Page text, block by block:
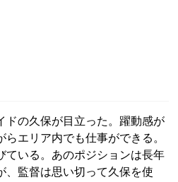
の久保が目立った。躍動感が
エリア内でも仕事ができる。
ている。あのポジションは長年
、監督は思い切って久保を使